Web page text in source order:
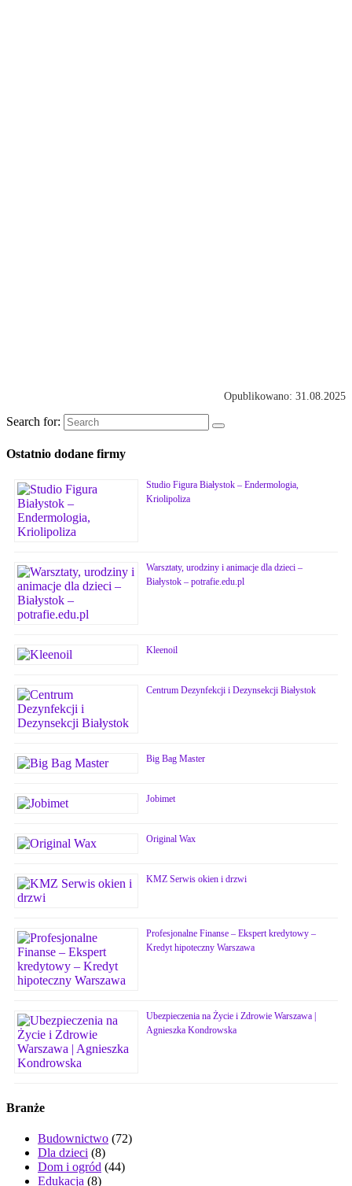
Opublikowano: 31.08.2025
Search for:
Ostatnio dodane firmy
Studio Figura Białystok – Endermologia,
Kriolipoliza
Warsztaty, urodziny i animacje dla dzieci –
Białystok – potrafie.edu.pl
Kleenoil
Centrum Dezynfekcji i Dezynsekcji Białystok
Big Bag Master
Jobimet
Original Wax
KMZ Serwis okien i drzwi
Profesjonalne Finanse – Ekspert kredytowy –
Kredyt hipoteczny Warszawa
Ubezpieczenia na Życie i Zdrowie Warszawa |
Agnieszka Kondrowska
Branże
Budownictwo (72)
Dla dzieci (8)
Dom i ogród (44)
Edukacja (8)